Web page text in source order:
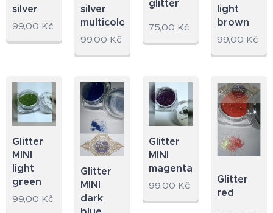
silver
99,00 Kč
silver
multicolor
99,00 Kč
glitter
75,00 Kč
light
brown
99,00 Kč
Glitter
MINI
light
green
99,00 Kč
Glitter
MINI
dark
Glitter
MINI
magenta
99,00 Kč
Glitter
red